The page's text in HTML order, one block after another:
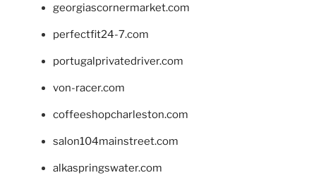
georgiascornermarket.com
perfectfit24-7.com
portugalprivatedriver.com
von-racer.com
coffeeshopcharleston.com
salon104mainstreet.com
alkaspringswater.com